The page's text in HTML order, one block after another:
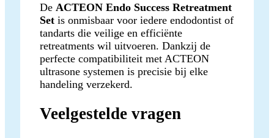
De ACTEON Endo Success Retreatment
Set is onmisbaar voor iedere endodontist of
tandarts die veilige en efficiënte
retreatments wil uitvoeren. Dankzij de
perfecte compatibiliteit met ACTEON
ultrasone systemen is precisie bij elke
handeling verzekerd.
Veelgestelde vragen